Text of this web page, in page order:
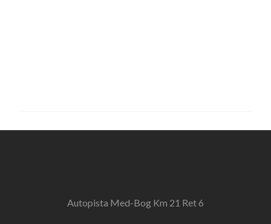
Autopista Med-Bog Km 21 Ret 6